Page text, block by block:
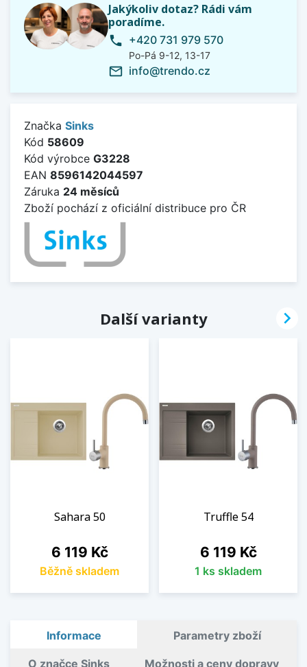
Jakýkoliv dotaz? Rádi vám
poradíme.
phone +420 731 979 570
Po-Pá 9-12, 13-17
mail_outline info@trendo.cz
Značka Sinks
Kód 58609
Kód výrobce G3228
EAN 8596142044597
Záruka 24 měsíců
Zboží pochází z oficiální distribuce pro ČR
Další varianty
Sahara 50
Cena
6 119 Kč
Běžně skladem
Truffle 54
Cena
6 119 Kč
1 ks skladem

Informace Parametry zboží
O značce Sinks Možnosti a ceny dopravy